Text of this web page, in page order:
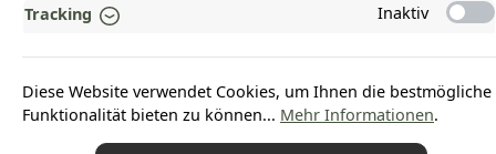
Vertrag widerrufen
UNSERE COMMUNITIES
Tracking
Inaktiv
Diese Website verwendet Cookies, um Ihnen die bestmögliche
Funktionalität bieten zu können... Mehr Informationen.